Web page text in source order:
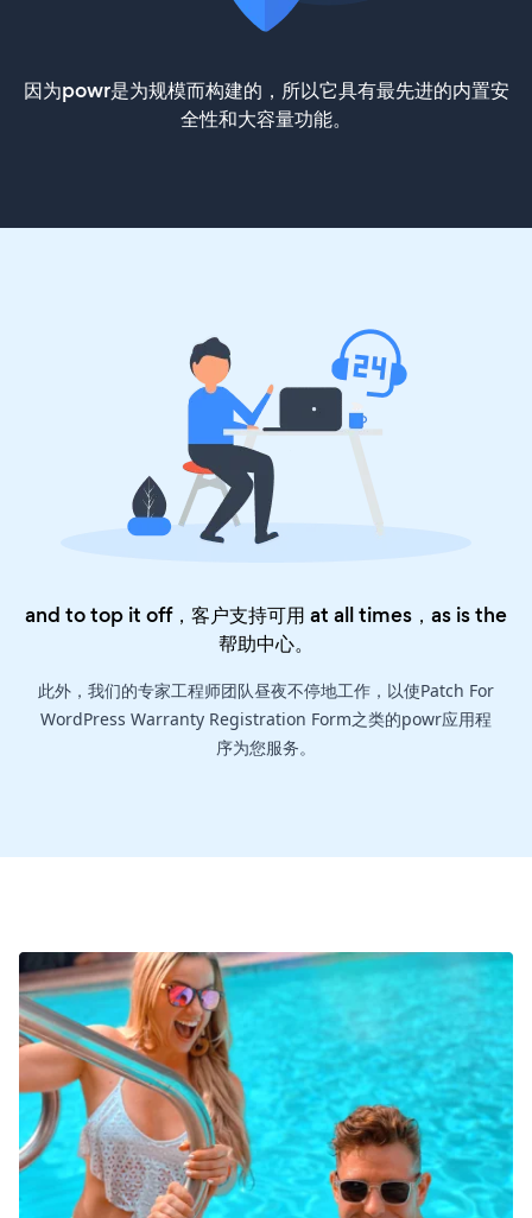
因为powr是为规模而构建的，所以它具有最先进的内置安
全性和大容量功能。
and to top it off，客户支持可用 at all times，as is the
帮助中心。
此外，我们的专家工程师团队昼夜不停地工作，以使Patch For
WordPress Warranty Registration Form之类的powr应用程
序为您服务。